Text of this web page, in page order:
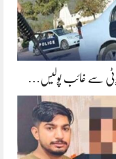
ڈیوٹی سے غائب پولیس…